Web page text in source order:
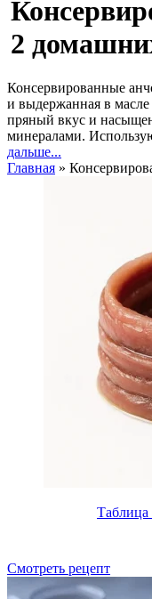
2
Консервированные
и выдержанная в
пряный вкус и
минералами.
дальше...
Главная »
Смотреть рецепт